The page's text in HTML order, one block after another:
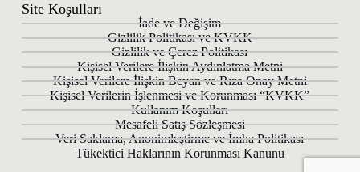
Site Koşulları
İade ve Değişim
Gizlilik Politikası ve KVKK
Gizlilik ve Çerez Politikası
Kişisel Verilere İlişkin Aydınlatma Metni
Kişisel Verilere İlişkin Beyan ve Rıza Onay Metni
Kişisel Verilerin İşlenmesi ve Korunması “KVKK”
Kullanım Koşulları
Mesafeli Satış Sözleşmesi
Veri Saklama, Anonimleştirme ve İmha Politikası
Tükektici Haklarının Korunması Kanunu